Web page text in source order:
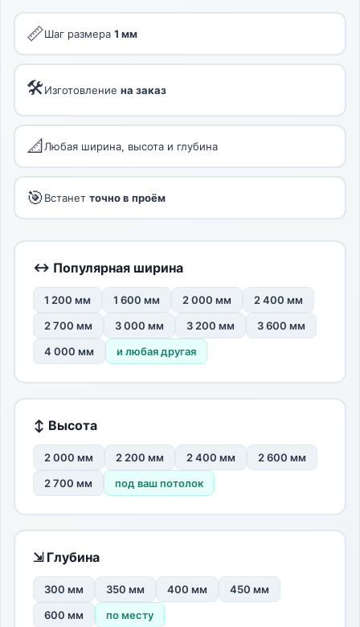
📏Шаг размера 1 мм
🛠Изготовление на заказ
📐 Любая ширина, высота и глубина
🎯Встанет точно в проём
↔ Популярная ширина
1 200 мм 1 600 мм 2 000 мм
2 400 мм
2 700 мм
3 000 мм 3 200 мм
3 600 мм
4 000 мм
и любая другая
↕ Высота
2 000 мм 2 200 мм 2 400 мм
2 600 мм
2 700 мм
под ваш потолок
⇲ Глубина
300 мм 350 мм 400 мм
450 мм
600 мм
по месту